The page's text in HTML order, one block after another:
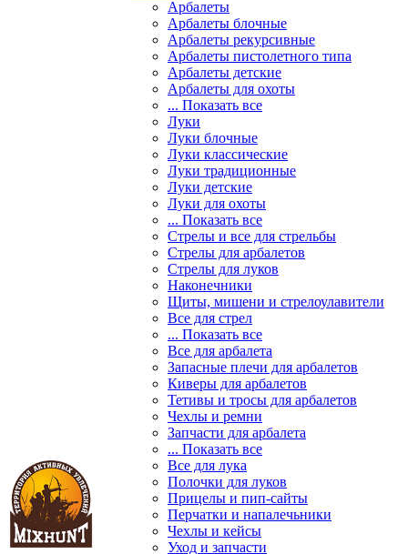
Арбалеты
Арбалеты блочные
Арбалеты рекурсивные
Арбалеты пистолетного типа
Арбалеты детские
Арбалеты для охоты
... Показать все
Луки
Луки блочные
Луки классические
Луки традиционные
Луки детские
Луки для охоты
... Показать все
Стрелы и все для стрельбы
Стрелы для арбалетов
Стрелы для луков
Наконечники
Щиты, мишени и стрелоулавители
Все для стрел
... Показать все
Все для арбалета
Запасные плечи для арбалетов
Киверы для арбалетов
Тетивы и тросы для арбалетов
Чехлы и ремни
Запчасти для арбалета
... Показать все
Все для лука
Полочки для луков
Прицелы и пип-сайты
Перчатки и напалечьники
Чехлы и кейсы
Уход и запчасти